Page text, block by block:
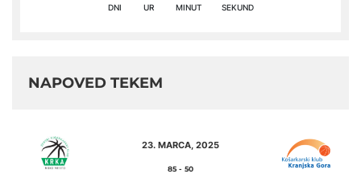
DNI UR MINUT SEKUND
NAPOVED TEKEM
23. MARCA, 2025
85 - 50